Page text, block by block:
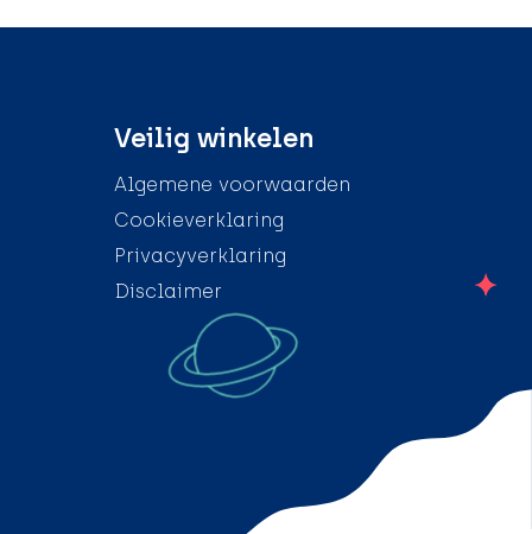
Veilig winkelen
Algemene voorwaarden
Cookieverklaring
Privacyverklaring
Disclaimer